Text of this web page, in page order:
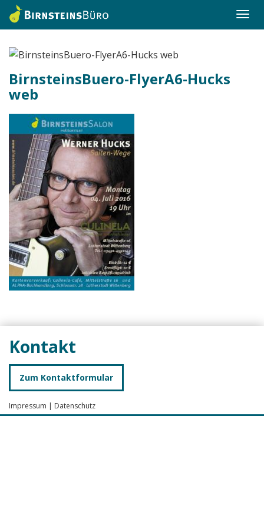
BirnsteinsBuero-FlyerA6-Hucks
web
Kontakt
Zum Kontaktformular
Impressum | Datenschutz